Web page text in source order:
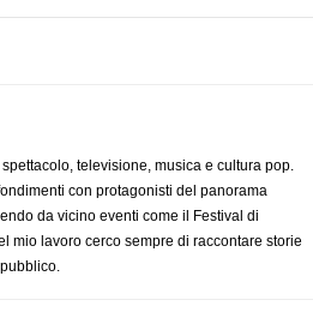
televisione, musica e cultura pop.
con protagonisti del panorama
da vicino eventi come il Festival di
mio lavoro cerco sempre di raccontare storie